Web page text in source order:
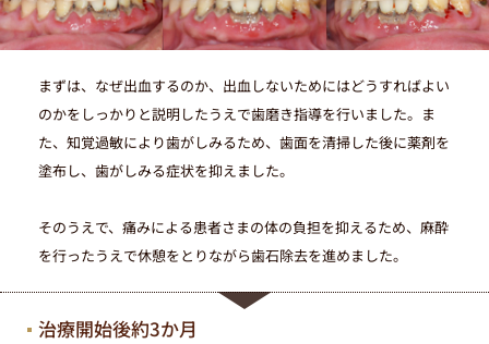
まずは、なぜ出血するのか、出血しないためにはどうすればよい
のかをしっかりと説明したうえで歯磨き指導を行いました。ま
た、知覚過敏により歯がしみるため、歯面を清掃した後に薬剤を
塗布し、歯がしみる症状を抑えました。
そのうえで、痛みによる患者さまの体の負担を抑えるため、麻酔
を行ったうえで休憩をとりながら歯石除去を進めました。
治療開始後約3か月